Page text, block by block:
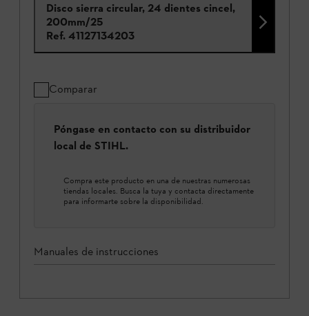
Disco sierra circular, 24 dientes cincel,
200mm/25
Ref. 41127134203
Comparar
Póngase en contacto con su distribuidor
local de STIHL.
Compra este producto en una de nuestras numerosas
tiendas locales. Busca la tuya y contacta directamente
para informarte sobre la disponibilidad.
Manuales de instrucciones